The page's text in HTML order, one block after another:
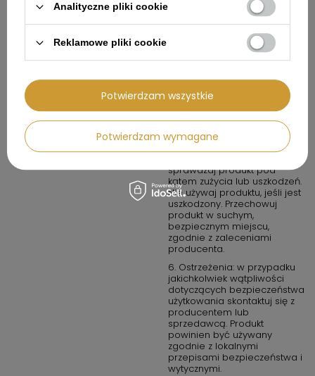
urządzenia w wilgotnych
warunkach, chyba że jest to
produkt oznaczony jako
4. W przypadku produktów
potencjalnie
niebezpiecznych: przechowuj
w miejscach dobrze
wentylowanych i z dala od
5. Konserwacja i
sprawdzaj produkt pod
kątem zużycia lub uszkodzeń.
Nie używaj produktu, jeśli jest
uszkodzony. Przechowuj
produkt w suchym,
bezpiecznym miejscu,
zgodnie z zaleceniami
producenta.
6. Ostrzeżenia: w przypadku
jakichkolwiek wątpliwości
dotyczących bezpieczeństwa
użytkowania skontaktuj się z
producentem lub
sprzedawcą. Produkt
powinien być używany
zgodnie z lokalnymi
przepisami bezpieczeństwa i
wytycznymi.
Analityczne pliki cookie
Reklamowe pliki cookie
Potwierdzam wymagane
Potwierdzam wszystkie